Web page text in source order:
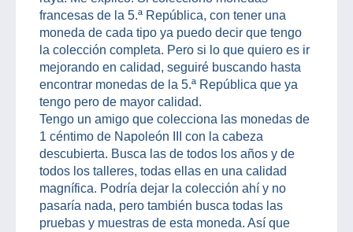
francesas de la 5.ª República, con tener una
moneda de cada tipo ya puedo decir que tengo
la colección completa. Pero si lo que quiero es ir
mejorando en calidad, seguiré buscando hasta
encontrar monedas de la 5.ª República que ya
tengo pero de mayor calidad.
Tengo un amigo que colecciona las monedas de
1 céntimo de Napoleón III con la cabeza
descubierta. Busca las de todos los años y de
todos los talleres, todas ellas en una calidad
magnífica. Podría dejar la colección ahí y no
pasaría nada, pero también busca todas las
pruebas y muestras de esta moneda. Así que